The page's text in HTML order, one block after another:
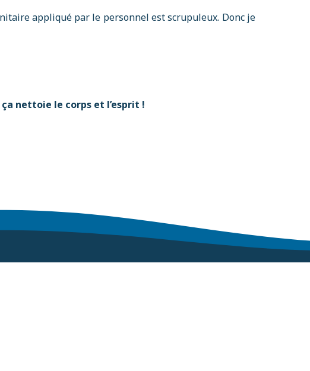
appliqué par le personnel est scrupuleux. Donc je
nettoie le corps et l’esprit !